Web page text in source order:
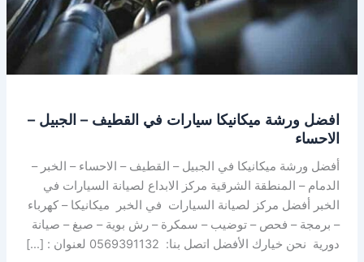
افضل ورشة ميكانيكا سيارات في القطيف – الجبيل –
الاحساء
أفضل ورشة ميكانيكا في الجبيل – القطيف – الاحساء – الخبر –
الدمام – المنطقة الشرقية مركز الابداع لصيانة السيارات في
الخبر أفضل مركز لصيانة السيارات في الخبر ميكانيكا – كهرباء
– برمجة – فحص – توضيب – سمكرة – رش بوية – صبغ – صيانة
دورية نحن خيارك الأفضل اتصل بنا: 0569391132 لعنوان : […]